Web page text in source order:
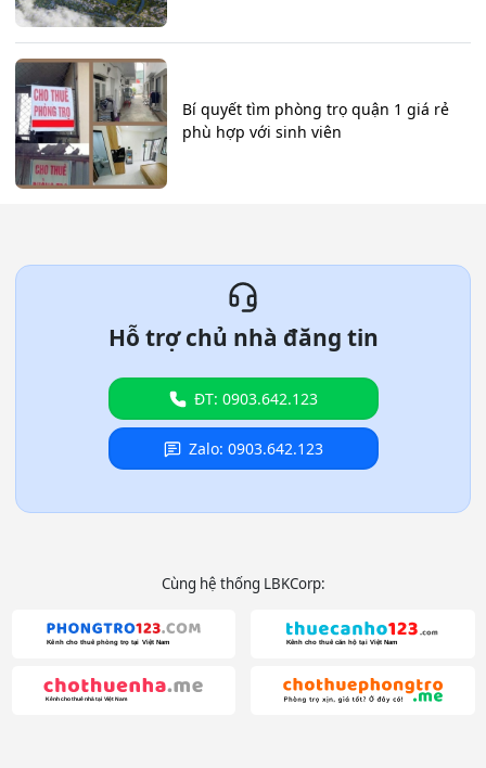
Bí quyết tìm phòng trọ quận 1 giá rẻ
phù hợp với sinh viên
Hỗ trợ chủ nhà đăng tin
ĐT: 0903.642.123
Zalo: 0903.642.123
Cùng hệ thống LBKCorp: